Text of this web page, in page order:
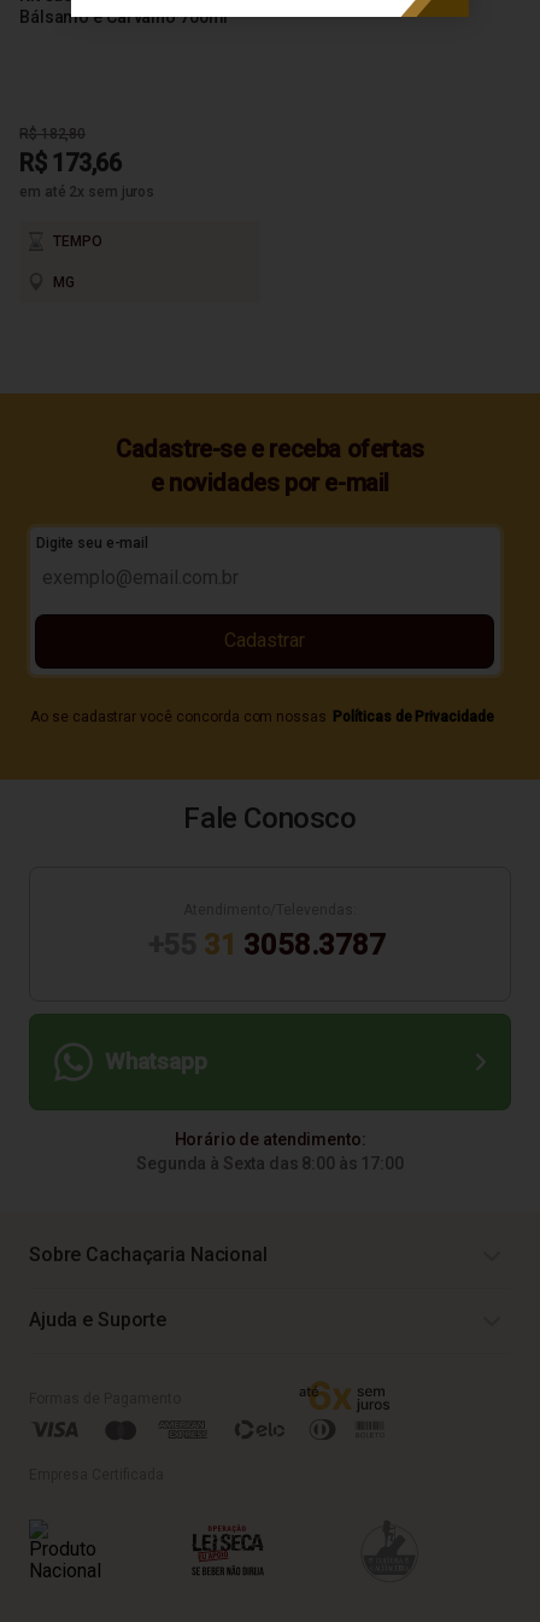
Bálsamo e Carvalho 700ml
R$ 182,80
R$ 173,66
em até 2x sem juros
TEMPO
MG
Cadastre-se e receba ofertas
e novidades por e-mail
Digite seu e-mail
Ao se cadastrar você concorda com nossas Políticas de Privacidade
Cadastrar
Fale Conosco
31 3058.3787
Whatsapp
Horário de atendimento:
Segunda à Sexta das 8:00 às 17:00
Sobre Cachaçaria Nacional
Ajuda e Suporte